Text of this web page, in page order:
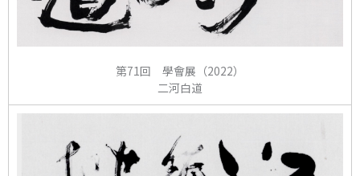
第71回 學會展（2022）
二河白道